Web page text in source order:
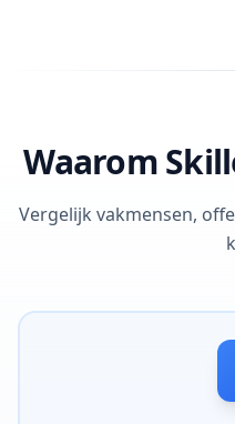
Waarom
Vergelijk vakmensen,